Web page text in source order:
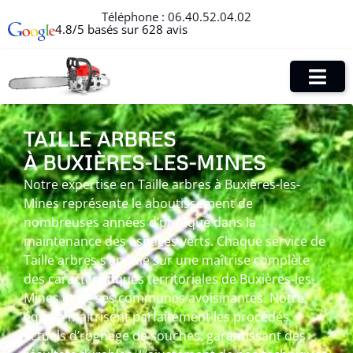
Téléphone : 06.40.52.04.02
4.8/5 basés sur 628 avis
TAILLE ARBRES
À BUXIÈRES-LES-MINES
Notre expertise en Taille arbres à Buxières-les-
Mines représente le aboutissement de
nombreuses années d’pratique dans la
maintenance des espaces verts. Chaque service de
Taille arbres s’appuie sur une maîtrise complète
des caractéristiques territoriales de Buxières-les-
Mines et de ses communes avoisinantes. Notre
équipe maîtrisent parfaitement les procédés
actuels d’rognage de souches, garantissant des